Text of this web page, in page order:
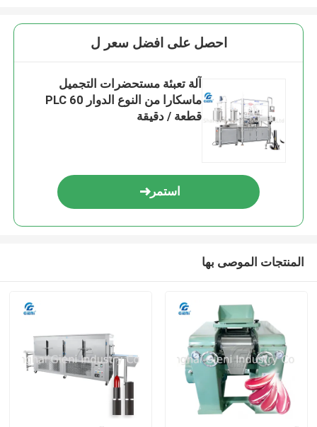
احصل على افضل سعر ل
آلة تعبئة مستحضرات التجميل
ماسكارا من النوع الدوار PLC 60
قطعة / دقيقة
استمر
المنتجات الموصى بها